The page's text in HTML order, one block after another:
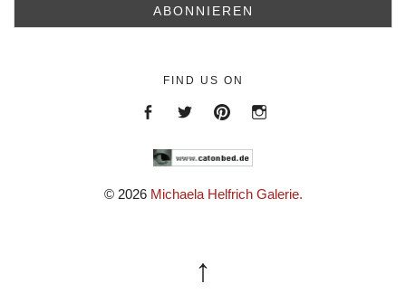
FIND US ON
© 2026 Michaela Helfrich Galerie.